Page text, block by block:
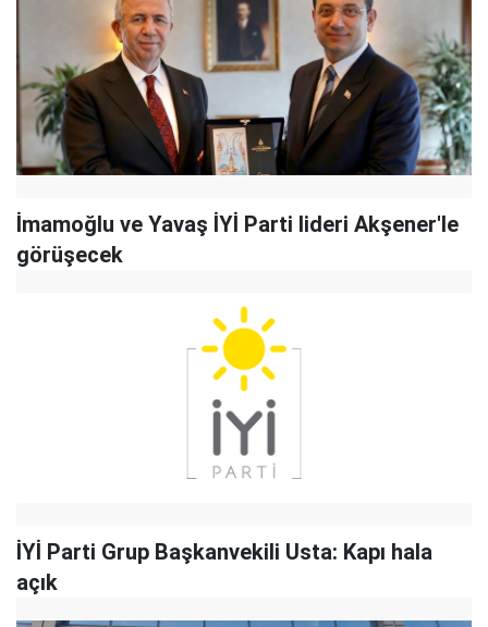
İmamoğlu ve Yavaş İYİ Parti lideri Akşener'le
görüşecek
İYİ Parti Grup Başkanvekili Usta: Kapı hala
açık